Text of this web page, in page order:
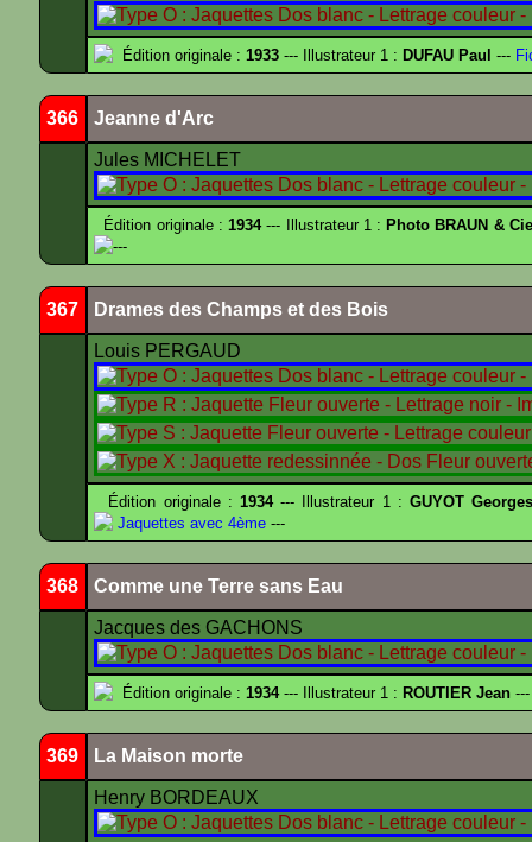
Édition originale : 1933 --- Illustrateur 1 : DUFAU Paul ---
366 Jeanne d'Arc
Jules MICHELET
Édition originale :1934--- Illustrateur 1 : Photo BRAUN &
---
367 Drames des Champs et des Bois
Louis PERGAUD
Édition originale : 1934--- Illustrateur 1 : GUYOT
Jaquettes avec 4ème ---
368 Comme une Terre sans Eau
Jacques des GACHONS
Édition originale : 1934--- Illustrateur 1 : ROUTIER Jean ---
369 La Maison morte
Henry BORDEAUX